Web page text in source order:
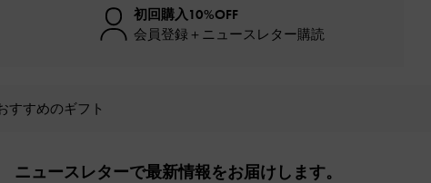
初回購入10%OFF
会員登録＋ニュースレター購読
すすめのギフト
ニュースレターで最新情報をお届けします。​